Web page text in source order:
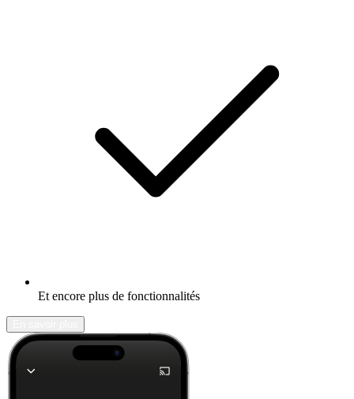
Et encore plus de fonctionnalités